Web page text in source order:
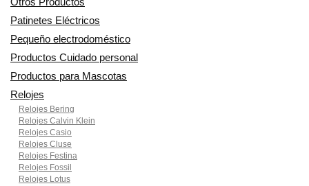
Patinetes Eléctricos
Pequeño electrodoméstico
Productos Cuidado personal
Productos para Mascotas
Relojes
Relojes Bering
Relojes Calvin Klein
Relojes Casio
Relojes Cluse
Relojes Festina
Relojes Fossil
Relojes Lotus